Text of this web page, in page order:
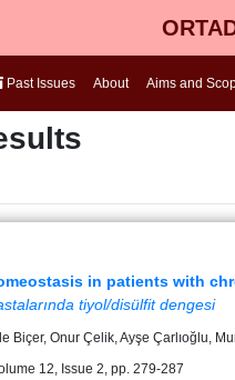
Past Issues About Aims and
in patients with
tiyol/disülfit dengesi
Biçer, Onur Çelik, Ayşe Çarlıoğlu,
12, Issue 2, pp. 279-287